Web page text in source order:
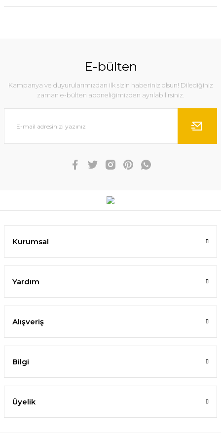
E-bülten
Kampanya ve duyurularımızdan ilk sizin haberiniz olsun! Dilediğiniz
zaman e-bülten aboneliğimizden ayrılabilirsiniz.
Kurumsal
Yardım
Alışveriş
Bilgi
Üyelik